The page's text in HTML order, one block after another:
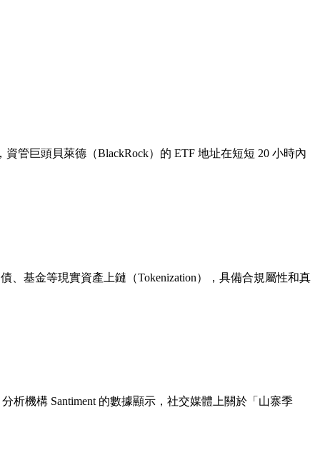
管巨頭貝萊德（BlackRock）的 ETF 地址在短短 20 小時內
、基金等現實資產上鏈（Tokenization），具備合規屬性和真
析機構 Santiment 的數據顯示，社交媒體上關於「山寨季